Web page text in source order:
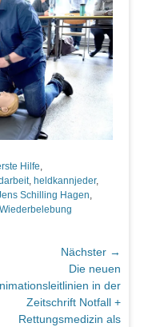
Hilfe,
, heldkannjeder,
Schilling Hagen,
Nächster →
Die neuen
in der
Zeitschrift Notfall +
Rettungsmedizin als